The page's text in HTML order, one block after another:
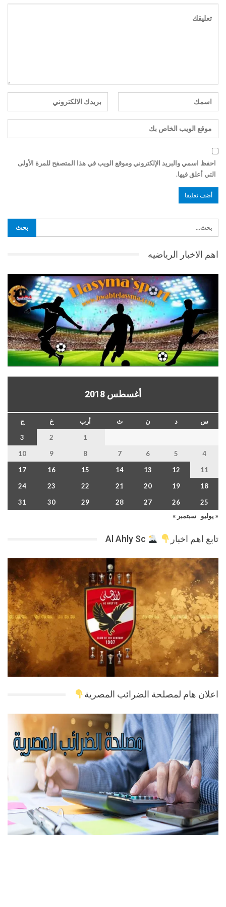
احفظ اسمي والبريد الإلكتروني وموقع الويب في هذا المتصفح للمرة الأولى
التي أعلق فيها.
اهم الاخبار الرياضيه
أغسطس 2018
س د ن ث أرب خ
ج
1
2
3
4
5
6
7
8
9
10
11
12
13
14
15
16
17
18
19
20
21
22
23
24
25
26
27
28
29
30
31
« يوليو
سبتمبر »
تابع اهم اخبار
اعلان هام لمصلحة الضرائب المصرية